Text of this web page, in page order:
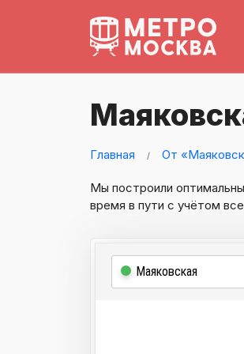
Главная От
Мы построили
время в пути с учётом